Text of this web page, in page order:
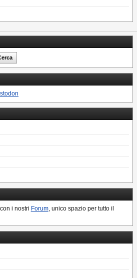
i nostri Forum, unico spazio per tutto il